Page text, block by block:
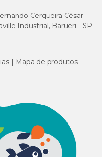
Cerqueira César
Industrial, Barueri - SP
Mapa de produtos